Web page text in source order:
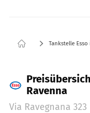
Tankstelle Esso
Ravenna
Via Ravegnana 323